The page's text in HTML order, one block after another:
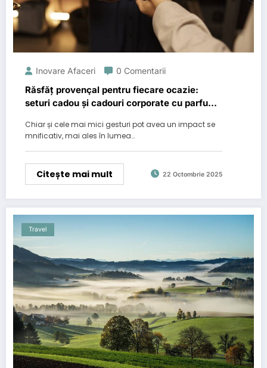
Inovare Afaceri 0 Comentarii
Răsfăț provençal pentru fiecare ocazie:
seturi cadou și cadouri corporate cu parfum
Chiar și cele mai mici gesturi pot avea un impact se
mnificativ, mai ales în lumea…
Citește mai mult 22 Octombrie 2025
Travel